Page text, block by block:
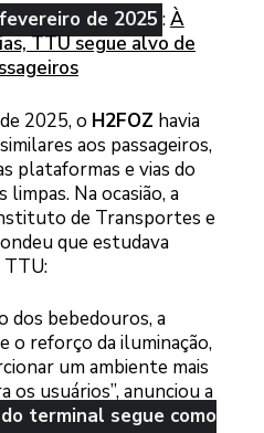
de 2025 :À
TTU segue alvo de
2025, o H2FOZ havia
aos passageiros,
plataformas e vias do
Na ocasião, a
de Transportes e
que estudava
dos bebedouros, a
o reforço da iluminação,
um ambiente mais
usuários”, anunciou a
terminal segue como